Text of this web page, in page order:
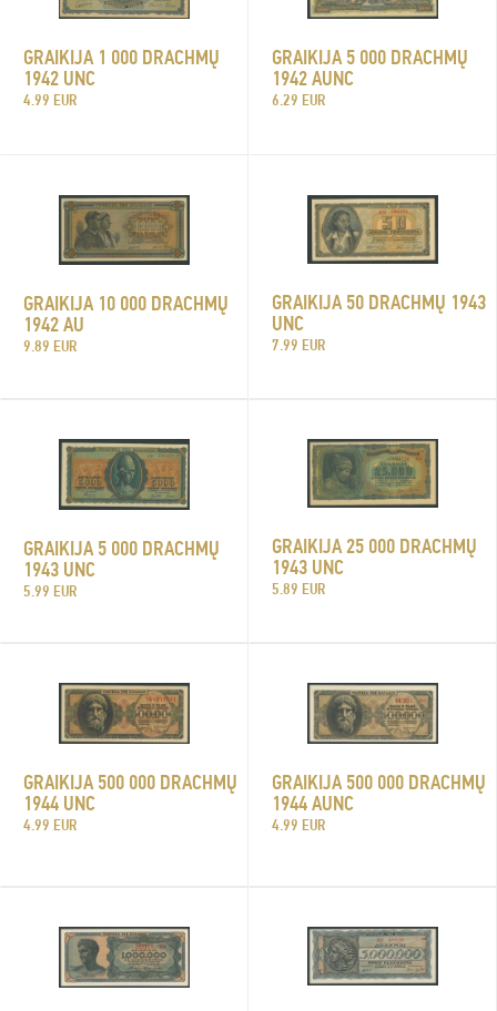
GRAIKIJA 1 000 DRACHMŲ
1942 UNC
4.99 EUR
GRAIKIJA 5 000 DRACHMŲ
1942 AUNC
6.29 EUR
GRAIKIJA 10 000 DRACHMŲ
1942 AU
9.89 EUR
GRAIKIJA 50 DRACHMŲ 1943
UNC
7.99 EUR
GRAIKIJA 5 000 DRACHMŲ
1943 UNC
5.99 EUR
GRAIKIJA 25 000 DRACHMŲ
1943 UNC
5.89 EUR
GRAIKIJA 500 000 DRACHMŲ
1944 UNC
4.99 EUR
GRAIKIJA 500 000 DRACHMŲ
1944 AUNC
4.99 EUR